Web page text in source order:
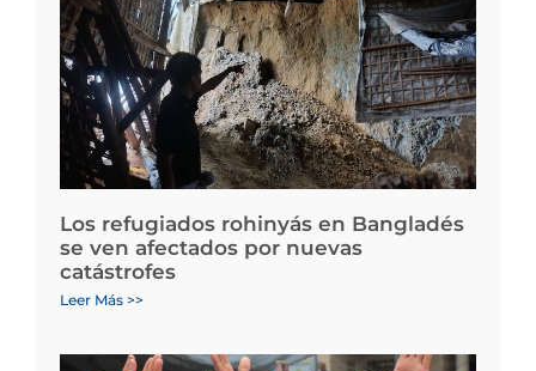
Los refugiados rohinyás en Bangladés
se ven afectados por nuevas
catástrofes
Leer Más >>